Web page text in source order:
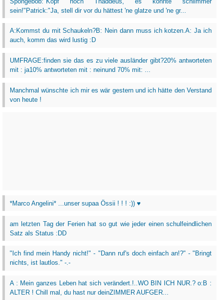
sein!"Patrick:"Ja, stell dir vor du hättest 'ne glatze und 'ne gr...
A:Kommst du mit Schaukeln?B: Nein dann muss ich kotzen.A: Ja ich
auch, komm das wird lustig :D
UMFRAGE:finden sie das es zu viele ausländer gibt?20% antworteten
mit : ja10% antworteten mit : neinund 70% mit: ...
Manchmal wünschte ich mir es wär gestern und ich hätte den Verstand
von heute !
*Marco Angelini* ...unser supaa Össii ! ! ! :)) ♥
am letzten Tag der Ferien hat so gut wie jeder einen schulfeindlichen
Satz als Status :DD
"Ich find mein Handy nicht!" - "Dann ruf's doch einfach an!?" - "Bringt
nichts, ist lautlos." -.-
A : Mein ganzes Leben hat sich verändert.!..WO BIN ICH NUR.? o:B :
ALTER ! Chill mal, du hast nur deinZIMMER AUFGER...